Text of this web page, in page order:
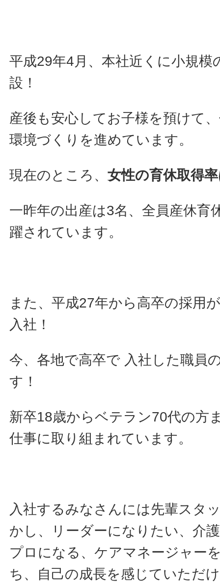
平成29年4月、本社近くに小規模
設！
産後も安心してお子様を預けて
環境づくりを進めています。
現在のところ、女性の育休取得
一昨年の出産は3名、全員産休育
躍されています。
また、平成27年から高卒の採用
入社！
今、各地で高卒で 入社した職員
す！
新卒18歳からベテラン70代の方
仕事に取り組まれています。
入社するみなさんには先輩スタ
かし、リーダーになりたい、介
プロになる、ケアマネージャー
ち、自己の成長を感じていただ